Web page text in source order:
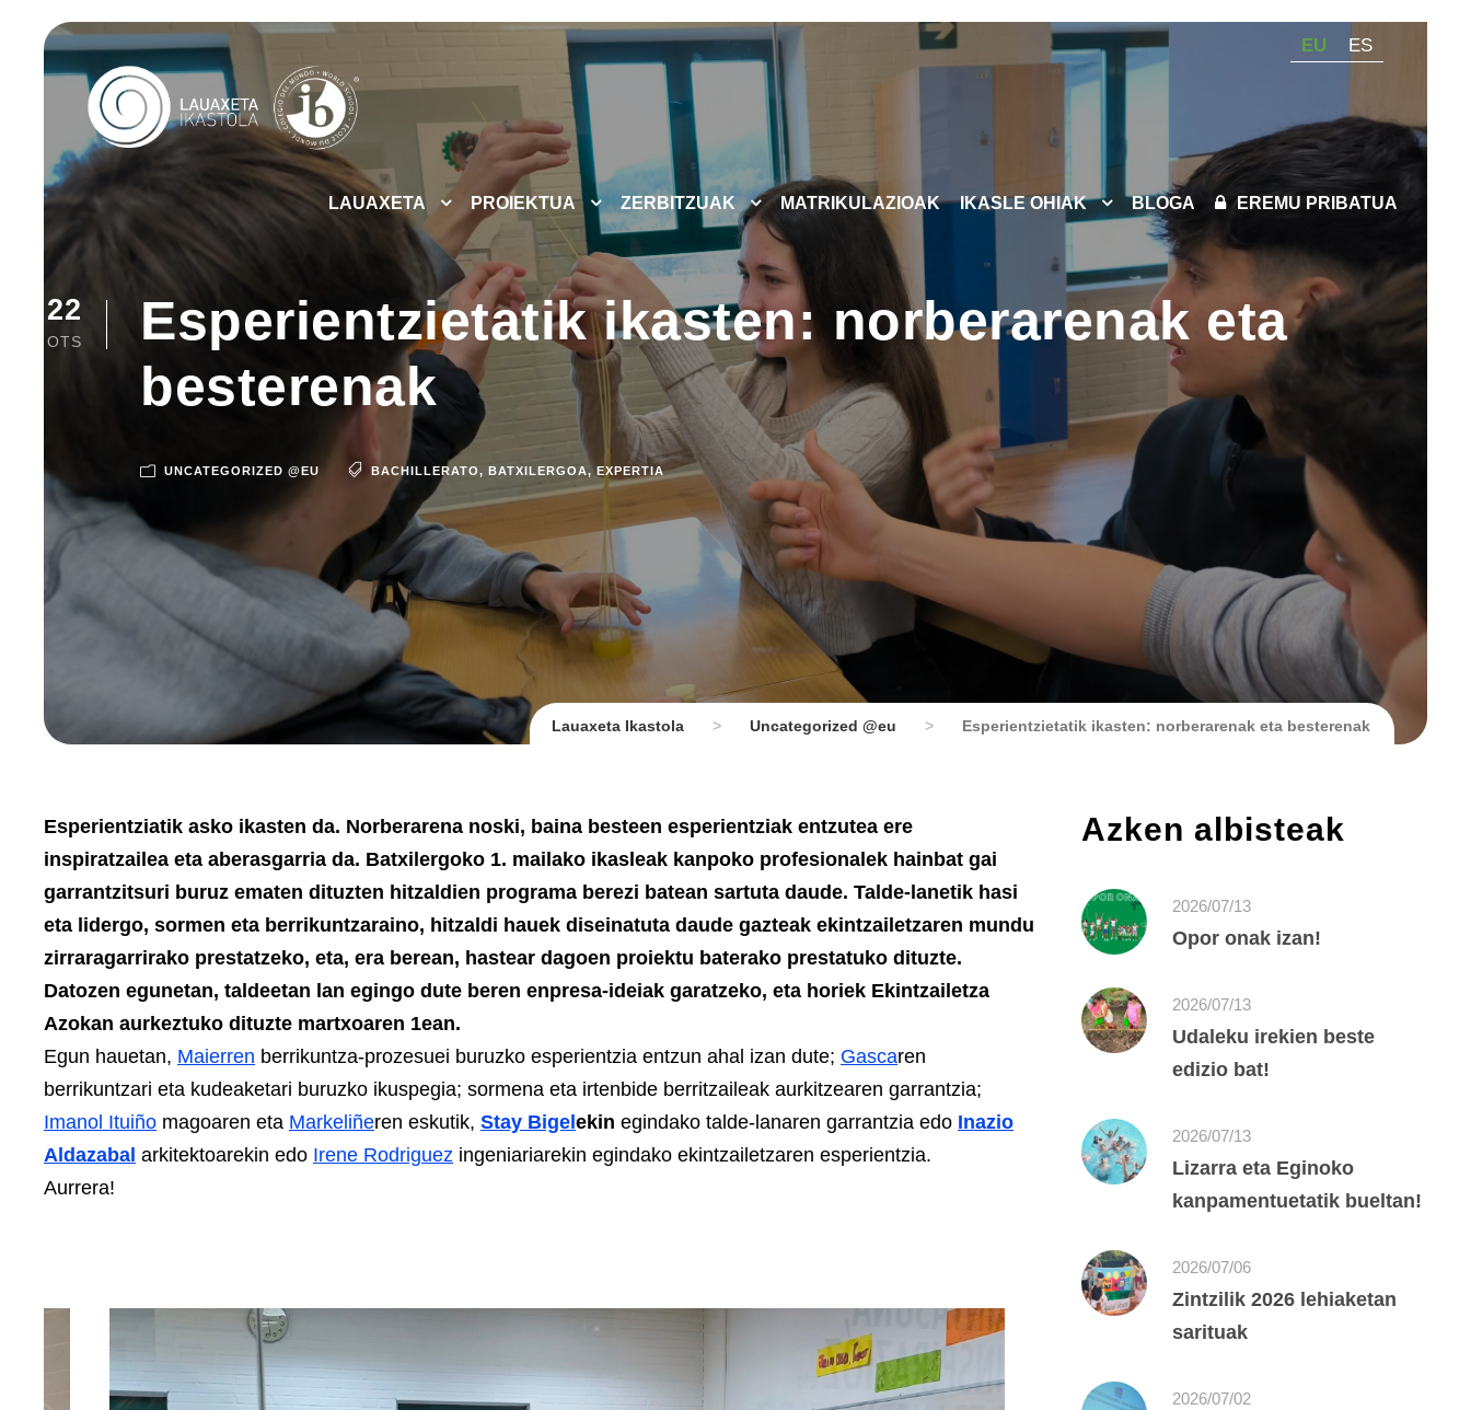
EU ES
LAUAXETA PROIEKTUA ZERBITZUAK MATRIKULAZIOAK IKASLE OHIAK BLOGA EREMU PRIBATUA
22
OTS
Esperientzietatik ikasten: norberarenak eta
besterenak
UNCATEGORIZED @EU BACHILLERATO, BATXILERGOA, EXPERTIA
Lauaxeta Ikastola > Uncategorized @eu > Esperientzietatik ikasten: norberarenak eta besterenak
Esperientziatik asko ikasten da. Norberarena noski, baina besteen esperientziak entzutea ere
inspiratzailea eta aberasgarria da. Batxilergoko 1. mailako ikasleak kanpoko profesionalek hainbat gai
garrantzitsuri buruz ematen dituzten hitzaldien programa berezi batean sartuta daude. Talde-lanetik hasi
eta lidergo, sormen eta berrikuntzaraino, hitzaldi hauek diseinatuta daude gazteak ekintzailetzaren mundu
zirraragarrirako prestatzeko, eta, era berean, hastear dagoen proiektu baterako prestatuko dituzte.
Datozen egunetan, taldeetan lan egingo dute beren enpresa-ideiak garatzeko, eta horiek Ekintzailetza
Azokan aurkeztuko dituzte martxoaren 1ean.
Egun hauetan, Maierren berrikuntza-prozesuei buruzko esperientzia entzun ahal izan dute; Gascaren
berrikuntzari eta kudeaketari buruzko ikuspegia; sormena eta irtenbide berritzaileak aurkitzearen garrantzia;
Imanol Ituiño magoaren eta Markeliñeren eskutik, Stay Bigel ekin egindako talde-lanaren garrantzia edo Inazio
Aldazabal arkitektoarekin edo Irene Rodriguez ingeniariarekin egindako ekintzailetzaren esperientzia.
Aurrera!
Azken albisteak
2026/07/13
Opor onak izan!
2026/07/13
Udaleku irekien beste
edizio bat!
2026/07/13
Lizarra eta Eginoko
kanpamentuetatik bueltan!
2026/07/06
Zintzilik 2026 lehiaketan
sarituak
2026/07/02